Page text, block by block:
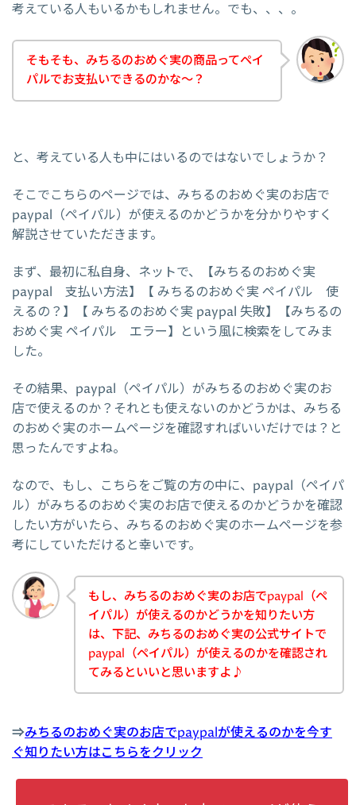
考えている人もいるかもしれません。でも、、、。
そもそも、みちるのおめぐ実の商品ってペイ
パルでお支払いできるのかな～？
と、考えている人も中にはいるのではないでしょうか？
そこでこちらのページでは、みちるのおめぐ実のお店で
paypal（ペイパル）が使えるのかどうかを分かりやすく
解説させていただきます。
まず、最初に私自身、ネットで、【みちるのおめぐ実
paypal 支払い方法】【 みちるのおめぐ実 ペイパル 使
えるの？】【 みちるのおめぐ実 paypal 失敗】【みちるの
おめぐ実 ペイパル エラー】という風に検索をしてみま
した。
その結果、paypal（ペイパル）がみちるのおめぐ実のお
店で使えるのか？それとも使えないのかどうかは、みちる
のおめぐ実のホームページを確認すればいいだけでは？と
思ったんですよね。
なので、もし、こちらをご覧の方の中に、paypal（ペイパ
ル）がみちるのおめぐ実のお店で使えるのかどうかを確認
したい方がいたら、みちるのおめぐ実のホームページを参
考にしていただけると幸いです。
もし、みちるのおめぐ実のお店でpaypal（ペ
イパル）が使えるのかどうかを知りたい方
は、下記、みちるのおめぐ実の公式サイトで
paypal（ペイパル）が使えるのかを確認され
てみるといいと思いますよ♪
⇒みちるのおめぐ実のお店でpaypalが使えるのかを今す
ぐ知りたい方はこちらをクリック